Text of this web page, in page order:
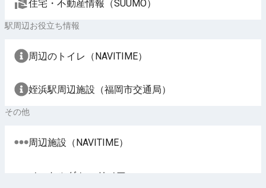
住宅・不動産情報（SUUMO）
駅周辺お役立ち情報
周辺のトイレ（NAVITIME）
姪浜駅周辺施設（福岡市交通局）
その他
周辺施設（NAVITIME）
ノートルダム マリノア